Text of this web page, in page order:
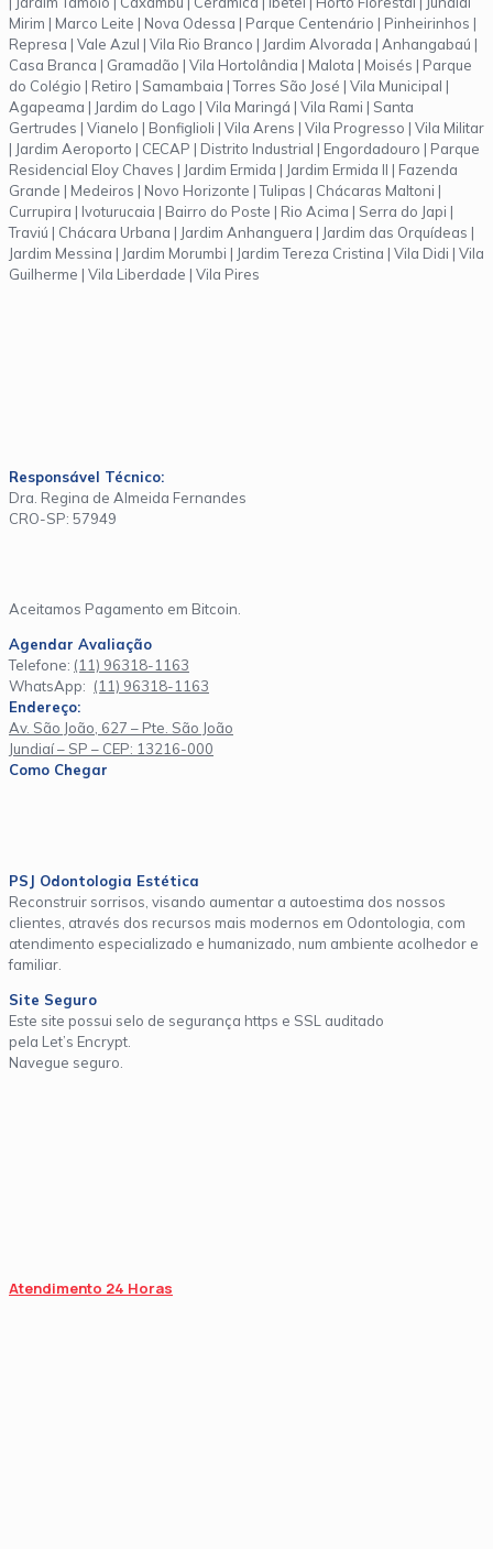
Mirim | Marco Leite | Nova Odessa | Parque Centenário | Pinheirinhos |
Represa | Vale Azul | Vila Rio Branco | Jardim Alvorada | Anhangabaú |
Casa Branca | Gramadão | Vila Hortolândia | Malota | Moisés | Parque
do Colégio | Retiro | Samambaia | Torres São José | Vila Municipal |
Agapeama | Jardim do Lago | Vila Maringá | Vila Rami | Santa
Gertrudes | Vianelo | Bonfiglioli | Vila Arens | Vila Progresso | Vila Militar
| Jardim Aeroporto | CECAP | Distrito Industrial | Engordadouro | Parque
Residencial Eloy Chaves | Jardim Ermida | Jardim Ermida II | Fazenda
Grande | Medeiros | Novo Horizonte | Tulipas | Chácaras Maltoni |
Currupira | Ivoturucaia | Bairro do Poste | Rio Acima | Serra do Japi |
Traviú | Chácara Urbana | Jardim Anhanguera | Jardim das Orquídeas |
Jardim Messina | Jardim Morumbi | Jardim Tereza Cristina | Vila Didi | Vila
Guilherme | Vila Liberdade | Vila Pires
Responsável Técnico:
Dra. Regina de Almeida Fernandes
CRO-SP: 57949
Aceitamos Pagamento em Bitcoin.
Agendar Avaliação
Telefone: (11) 96318-1163
WhatsApp: (11) 96318-1163
Endereço:
Av. São João, 627 – Pte. São João
Jundiaí – SP – CEP: 13216-000
Como Chegar
PSJ Odontologia Estética
Reconstruir sorrisos, visando aumentar a autoestima dos nossos
clientes, através dos recursos mais modernos em Odontologia, com
atendimento especializado e humanizado, num ambiente acolhedor e
familiar.
Site Seguro
Este site possui selo de segurança https e SSL auditado
pela Let’s Encrypt.
Navegue seguro.
Atendimento 24 Horas